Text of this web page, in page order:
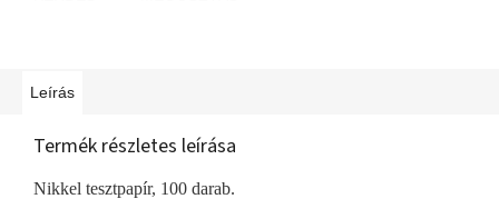
Leírás
Termék részletes leírása
Nikkel tesztpapír, 100 darab.